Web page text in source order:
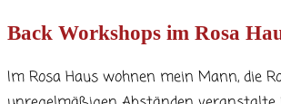
durchsuchen
Back Workshops im Rosa
Im Rosa Haus wohnen mein Mann, die